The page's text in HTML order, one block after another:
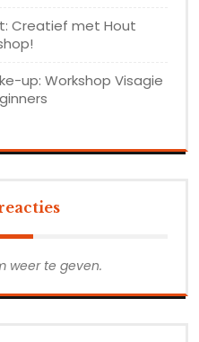
Creatief met Hout
up: Workshop Visagie
weer te geven.